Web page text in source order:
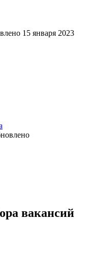
15 января 2023
вакансий